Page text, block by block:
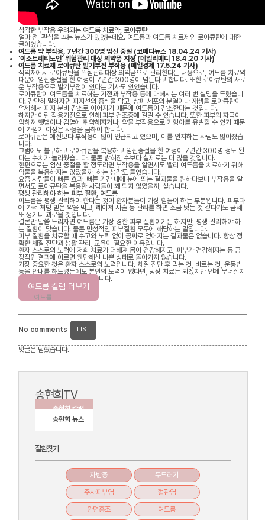
심각한 부작용 우려되는 여드름 치료약, 로아큐탄
얼마 전, 관심을 끄는 뉴스가 있었는데요. 여드름과 여드름 치료제인 로아큐탄에 대한
글이었습니다.
여드름 약 부작용, 7년간 300명 임신 중절 (코메디뉴스 18.04.24 기사)
‘이소트레티노인’ 위험관리 대상 의약품 지정 (데일리메디 18.4.20 기사)
여드름 치료제 로아큐탄 발기부전 부작용 (매일경제 17.5.24 기사)
식약처에서 로아큐탄을 위험관리대상 의약품으로 관리한다는 내용으로, 여드름 치료약
때문에 임신중절을 한 여성이 7년간 300명이 넘는다고 합니다. 또한 로아큐탄의 새로
운 부작용으로 발기부전이 있다는 기사도 있었습니다.
로아큐탄이 여드름을 치료하는 기전과 부작용 등에 대해서는 여러 번 설명을 드렸습니
다. 간단히 말하자면 피지선의 증식을 막고, 상피 세포의 분열이나 재생을 로아큐탄이
억제해서 피지 분비 감소로 이어지기 때문에 여드름이 감소한다는 것입니다.
하지만 이런 작용기전으로 인해 피부 건조증에 걸릴 수 있습니다. 또한 피부의 자극이
약해져 햇볕이나 감염에 취약해지거나, 약물 부작용으로 기형아를 유발할 수 있기 때문
에 가임기 여성은 사용을 금해야 합니다.
로아큐탄은 예전보다 부작용이 많이 언급되고 있으며, 이를 인지하는 사람도 많아졌습
니다.
그럼에도 불구하고 로아큐탄을 복용하고 임신중절을 한 여성이 7년간 300명 정도 된
다는 수치가 놀라웠습니다. 물론 밝혀진 수보다 실제로는 더 많을 것입니다.
한편으로는 임신 중절을 할 정도라면 부작용을 알면서도 빨리 여드름을 치료하기 위해
약물을 복용하지는 않았을까, 하는 생각도 들었습니다.
요즘 사람들이 빠른 효과, 빠른 기간 내에 눈에 띄는 결과물을 원하다보니 부작용을 알
면서도 로아큐탄을 복용한 사람들이 꽤 되지 않았을까, 싶습니다.
평생 관리해야 하는 피부 질환, 여드름
여드름을 평생 관리해야 한다는 것이 환자분들이 가장 힘들어 하는 부분입니다. 피부과
에 가서 처방 받은 약을 먹고, 레이저 시술 등 관리를 하면 조금 낫는 것 같다가도 금세
또 생기니 괴로울 것입니다.
결론만 말씀 드리자면 여드름은 가장 경한 피부 질환이기는 하지만, 평생 관리해야 하
는 질환이 맞습니다. 물론 만성적인 피부질환 모두에 해당하는 말입니다.
피부 질환을 치료할 때 수고와 노력 없이 공짜로 얻어지는 결과물은 없습니다. 항상 정
확한 체질 진단과 생활 관리, 교육이 필요한 이유입니다.
환자 스스로의 노력에 저희 치료가 더해져 몸이 건강해지고, 피부가 건강해지는 등 긍
정적인 결과에 이르면 웬만해선 나쁜 상태로 돌아가지 않습니다.
가장 중요한 것은 환자 스스로의 노력입니다. 체질 진단 후 먹는 것, 바르는 것, 운동법
등을 안내를 해드렸는데도 본인의 노력이 없다면, 당장 치료는 되겠지만 언제 무너질지
모르는 사상누각이라고 생각합니다.
여드름 칼럼 더보기
여드름
No comments LIST
댓글은 닫혔습니다.
송현희TV
송현희 칼럼
송현희 뉴스
질환찾기
자반증 두드러기
주사피부염 혈관염
안면홍조 여드름